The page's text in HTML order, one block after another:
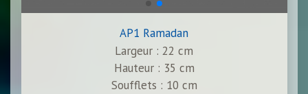
AP1 Ramadan
Largeur : 22 cm
Hauteur : 35 cm
Soufflets : 10 cm